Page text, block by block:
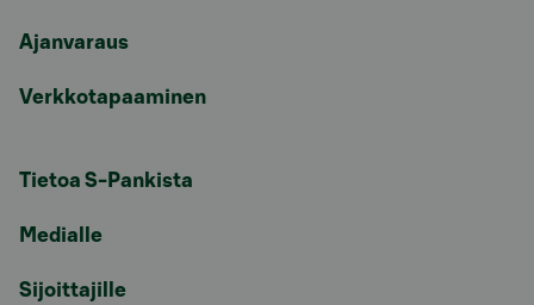
Ajanvaraus
Verkkotapaaminen
Tietoa S-Pankista
Medialle
Sijoittajille